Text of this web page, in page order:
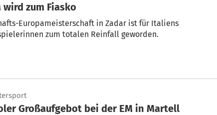
wird zum Fiasko
Europameisterschaft in Zadar ist für Italiens
Tischtennisspielerinnen zum totalen Reinfall geworden.
Großaufgebot bei der EM in Martell